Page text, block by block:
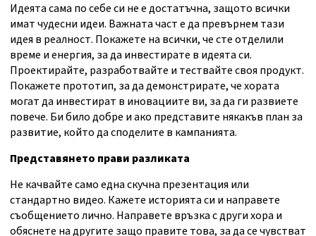
Идеята сама по себе си не е достатъчна, защото всички
имат чудесни идеи. Важната част е да превърнем тази
идея в реалност. Покажете на всички, че сте отделили
време и енергия, за да инвестирате в идеята си.
Проектирайте, разработвайте и тествайте своя продукт.
Покажете прототип, за да демонстрирате, че хората
могат да инвестират в иновациите ви, за да ги развиете
повече. Би било добре и ако представите някакъв план за
развитие, който да споделите в кампанията.
Представянето прави разликата
Не качвайте само една скучна презентация или
стандартно видео. Кажете историята си и направете
съобщението лично. Направете връзка с други хора и
обяснете на другите защо правите това, за да се чувстват